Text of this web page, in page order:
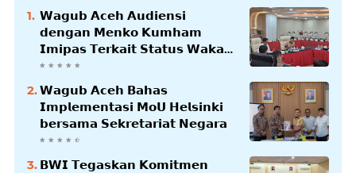
𝗪𝗮𝗴𝘂𝗯 𝗔𝗰𝗲𝗵 𝗔𝘂𝗱𝗶𝗲𝗻𝘀𝗶
𝗱𝗲𝗻𝗴𝗮𝗻 𝗠𝗲𝗻𝗸𝗼 𝗞𝘂𝗺𝗵𝗮𝗺
𝗜𝗺𝗶𝗽𝗮𝘀 𝗧𝗲𝗿𝗸𝗮𝗶𝘁 𝗦𝘁𝗮𝘁𝘂𝘀 𝗪𝗮𝗸𝗮𝗳
𝗕𝗹𝗮𝗻𝗴𝗽𝗮𝗱𝗮𝗻𝗴
𝗪𝗮𝗴𝘂𝗯 𝗔𝗰𝗲𝗵 𝗕𝗮𝗵𝗮𝘀
𝗜𝗺𝗽𝗹𝗲𝗺𝗲𝗻𝘁𝗮𝘀𝗶 𝗠𝗼𝗨 𝗛𝗲𝗹𝘀𝗶𝗻𝗸𝗶
𝗯𝗲𝗿𝘀𝗮𝗺𝗮 𝗦𝗲𝗸𝗿𝗲𝘁𝗮𝗿𝗶𝗮𝘁 𝗡𝗲𝗴𝗮𝗿𝗮
𝗕𝗪𝗜 𝗧𝗲𝗴𝗮𝘀𝗸𝗮𝗻 𝗞𝗼𝗺𝗶𝘁𝗺𝗲𝗻